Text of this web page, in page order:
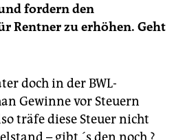
fordern den
Rentner zu erhöhen. Geht
doch in der BWL-
Gewinne vor Steuern
träfe diese Steuer nicht